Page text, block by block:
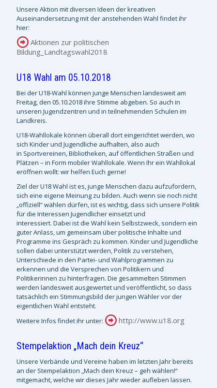
Unsere Aktion mit diversen Ideen der kreativen
Auseinandersetzung mit der anstehenden Wahl findet ihr
hier:
Aktionen zur politischen
Bildung_Landtagswahl2018
U18 Wahl am 05.10.2018
Bei der U18-Wahl können junge Menschen landesweit am
Freitag, den 05.10.2018 ihre Stimme abgeben. So auch in
unseren Jugendzentren und in teilnehmenden Schulen im
Landkreis.
U18-Wahllokale können überall dort eingerichtet werden, wo
sich Kinder und Jugendliche aufhalten, also auch
in Sportvereinen, Bibliotheken, auf öffentlichen Straßen und
Plätzen – in Form mobiler Wahllokale. Wenn Ihr ein Wahllokal
eröffnen wollt: wir helfen Euch gerne!
Ziel der U18 Wahl ist es, junge Menschen dazu aufzufordern,
sich eine eigene Meinung zu bilden. Auch wenn sie noch nicht
„offiziell“ wählen dürfen, ist es wichtig, dass sich unsere Politik
für die Interessen Jugendlicher einsetzt und
interessiert. Dabei ist die Wahl kein Selbstzweck, sondern ein
guter Anlass, um gemeinsam über politische Inhalte und
Programme ins Gespräch zu kommen. Kinder und Jugendliche
sollen dabei unterstützt werden, Politik zu verstehen,
Unterschiede in den Partei- und Wahlprogrammen zu
erkennen und die Versprechen von Politikern und
Politikerinnen zu hinterfragen. Die gesammelten Stimmen
werden landesweit ausgewertet und veröffentlicht, so dass
tatsächlich ein Stimmungsbild der jungen Wähler vor der
eigentlichen Wahl entsteht.
Weitere Infos findet ihr unter:
http://www.u18.org
Stempelaktion „Mach dein Kreuz“
Unsere Verbände und Vereine haben im letzten Jahr bereits
an der Stempelaktion „Mach dein Kreuz – geh wählen!“
mitgemacht, welche wir dieses Jahr wieder aufleben lassen.